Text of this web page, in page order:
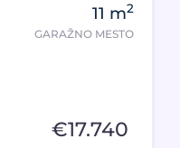
11 m2
GARAŽNO MESTO
€17.740